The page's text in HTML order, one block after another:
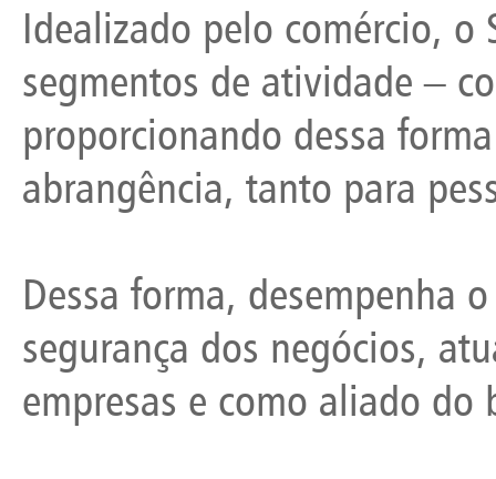
Idealizado pelo comércio, o
segmentos de atividade –
proporcionando dessa
abrangência, tanto para
Dessa forma, desempenha
segurança dos negócios,
empresas e como aliado do